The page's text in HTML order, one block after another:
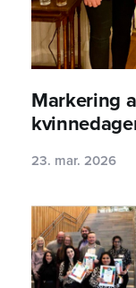
Markering
23. mar. 2026